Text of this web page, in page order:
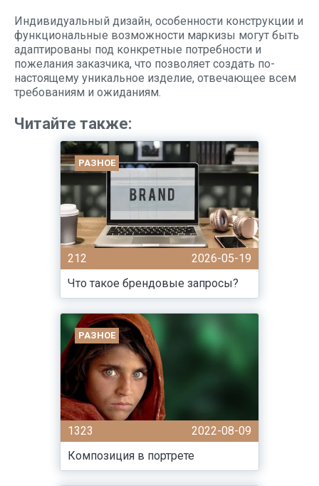
Индивидуальный дизайн, особенности конструкции и
функциональные возможности маркизы могут быть
адаптированы под конкретные потребности и
пожелания заказчика, что позволяет создать по-
настоящему уникальное изделие, отвечающее всем
требованиям и ожиданиям.
Читайте также:
РАЗНОЕ
212
2026-05-19
Что такое брендовые запросы?
РАЗНОЕ
1323
2022-08-09
Композиция в портрете